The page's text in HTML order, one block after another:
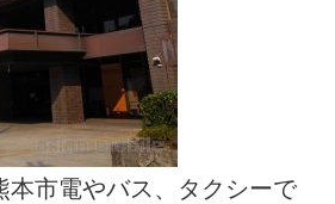
本市電やバス、タクシーで